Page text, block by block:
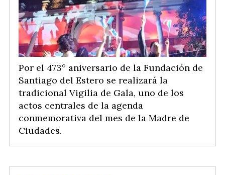
Por el 473° aniversario de la Fundación de
Santiago del Estero se realizará la
tradicional Vigilia de Gala, uno de los
actos centrales de la agenda
conmemorativa del mes de la Madre de
Ciudades.